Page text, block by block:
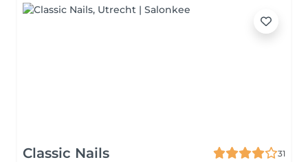
Classic Nails
31